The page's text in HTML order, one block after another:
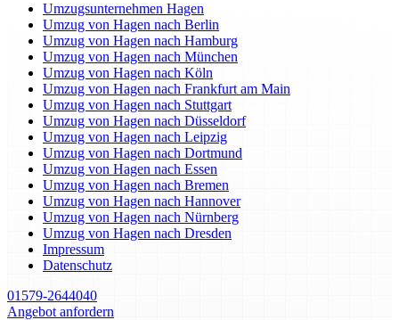
Umzugsunternehmen Hagen
Umzug von Hagen nach Berlin
Umzug von Hagen nach Hamburg
Umzug von Hagen nach München
Umzug von Hagen nach Köln
Umzug von Hagen nach Frankfurt am Main
Umzug von Hagen nach Stuttgart
Umzug von Hagen nach Düsseldorf
Umzug von Hagen nach Leipzig
Umzug von Hagen nach Dortmund
Umzug von Hagen nach Essen
Umzug von Hagen nach Bremen
Umzug von Hagen nach Hannover
Umzug von Hagen nach Nürnberg
Umzug von Hagen nach Dresden
Impressum
Datenschutz
01579-2644040
Angebot anfordern